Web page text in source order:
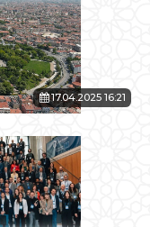
17.04.2025 16:21